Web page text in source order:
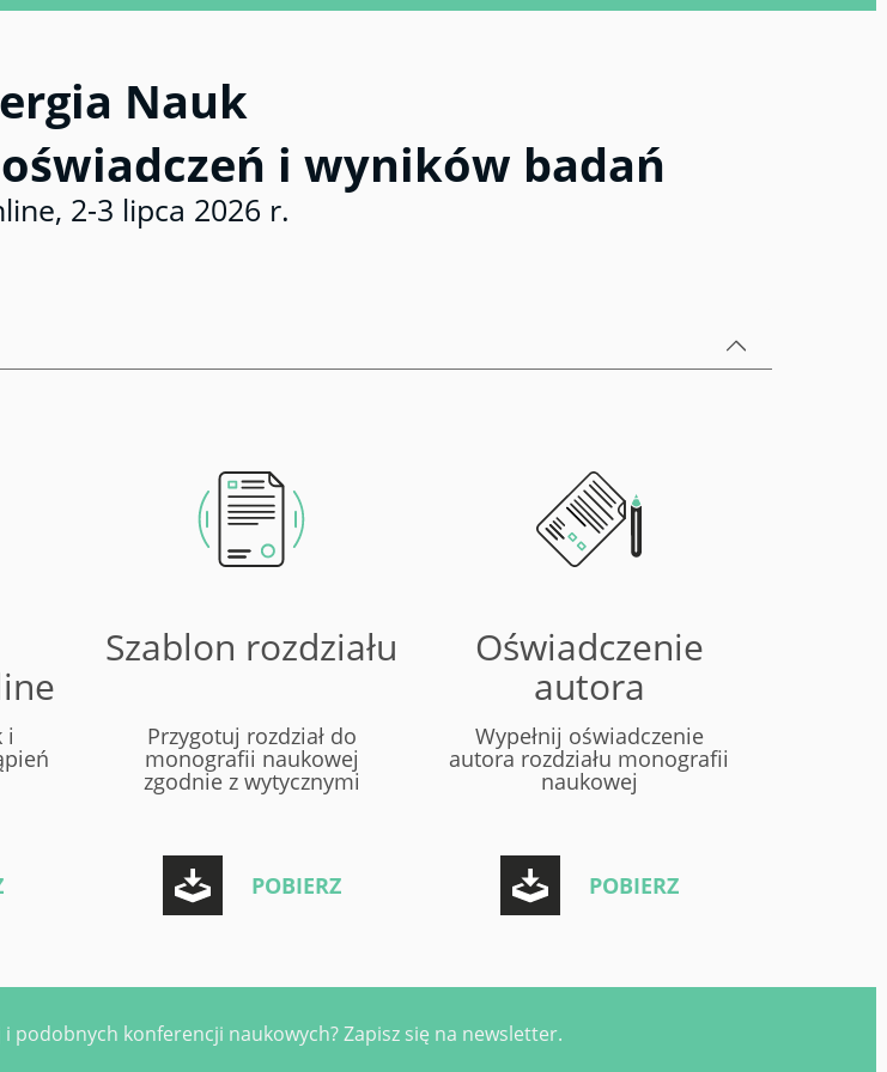
Nauk
i wyników badań
2-3 lipca 2026 r.
i
Szablon rozdziału
Przygotuj rozdział do
monografii naukowej
zgodnie z wytycznymi
POBIERZ
Oświadczenie
autora
Wypełnij oświadczenie
autora rozdziału monografii
naukowej
POBIERZ
podobnych konferencji naukowych? Zapisz się na newsletter.